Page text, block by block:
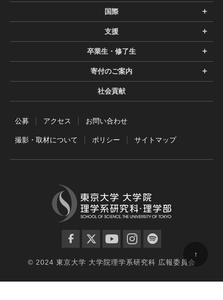
国際
支援
卒業生・修了生
寄付のご案内
社会貢献
公募 アクセス お問い合わせ
撮影・取材について ポリシー サイトマップ
© 2024 東京大学 大学院理学系研究科 広報委員会
↑